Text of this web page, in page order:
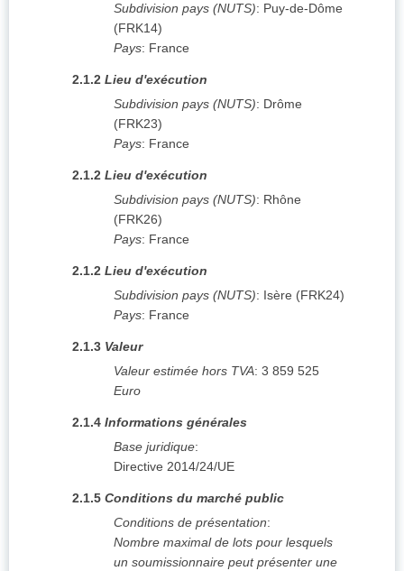
Subdivision pays (NUTS): Puy-de-Dôme
(FRK14)
Pays: France
2.1.2 Lieu d'exécution
Subdivision pays (NUTS): Drôme
(FRK23)
Pays: France
2.1.2 Lieu d'exécution
Subdivision pays (NUTS): Rhône
(FRK26)
Pays: France
2.1.2 Lieu d'exécution
Subdivision pays (NUTS): Isère (FRK24)
Pays: France
2.1.3 Valeur
Valeur estimée hors TVA: 3 859 525
Euro
2.1.4 Informations générales
Base juridique:
Directive 2014/24/UE
2.1.5 Conditions du marché public
Conditions de présentation:
Nombre maximal de lots pour lesquels
un soumissionnaire peut présenter une